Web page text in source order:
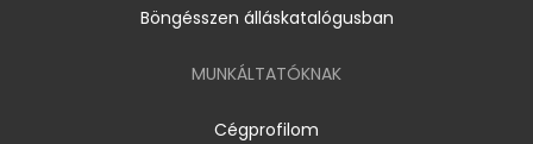
Böngésszen álláskatalógusban
MUNKÁLTATÓKNAK
Cégprofilom